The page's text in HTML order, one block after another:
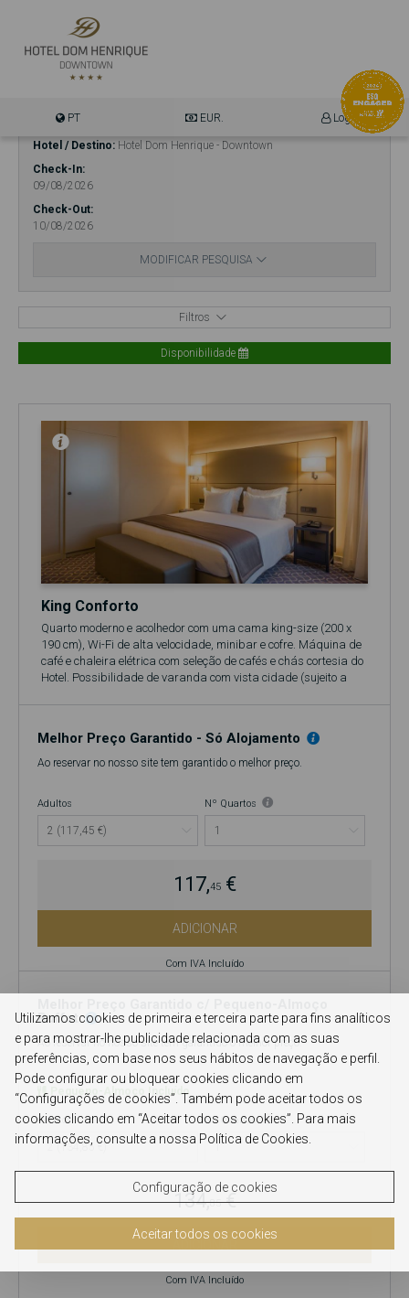
PT EUR. Login
Hotel / Destino
Hotel Dom Henrique - Downtown
Check-In
09/08/2026
Check-Out
10/08/2026
MODIFICAR PESQUISA
Filtros
Disponibilidade
King Conforto
Quarto moderno e acolhedor com uma cama king-size (200 x
190 cm), Wi-Fi de alta velocidade, minibar e cofre. Máquina de
café e chaleira elétrica com seleção de cafés e chás cortesia do
Hotel. Possibilidade de varanda com vista cidade (sujeito a
Melhor Preço Garantido - Só Alojamento
Ao reservar no nosso site tem garantido o melhor preço.
Adultos Nº Quartos
117,45€
ADICIONAR
Com IVA Incluído
Buffet
Ao reservar no nosso site tem garantido o melhor preço.
Pequeno-Almoço Incluído
Adultos Nº Quartos
134,85€
Com IVA Incluído
Utilizamos cookies de primeira e terceira parte para fins analíticos
e para mostrar-lhe publicidade relacionada com as suas
preferências, com base nos seus hábitos de navegação e perfil.
Pode configurar ou bloquear cookies clicando em
“Configurações de cookies”. Também pode aceitar todos os
cookies clicando em “Aceitar todos os cookies”. Para mais
informações, consulte a nossa Política de Cookies.
Configuração de cookies
Aceitar todos os cookies